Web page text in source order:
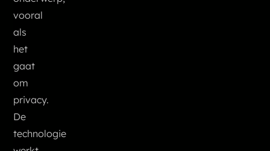
vooral
als
het
gaat
om
privacy.
De
technologie